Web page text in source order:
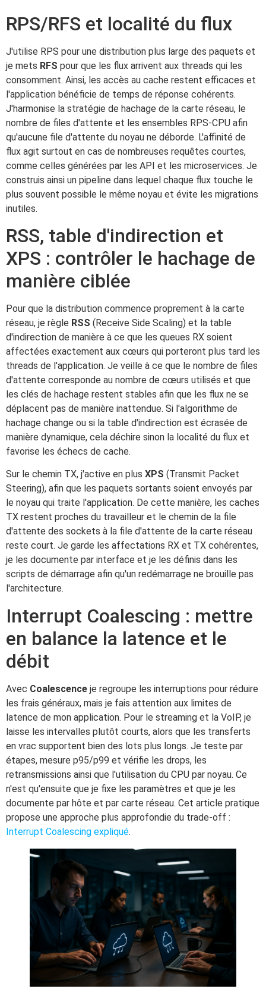
RPS/RFS et localité du flux
J'utilise RPS pour une distribution plus large des paquets et
je mets RFS pour que les flux arrivent aux threads qui les
consomment. Ainsi, les accès au cache restent efficaces et
l'application bénéficie de temps de réponse cohérents.
J'harmonise la stratégie de hachage de la carte réseau, le
nombre de files d'attente et les ensembles RPS-CPU afin
qu'aucune file d'attente du noyau ne déborde. L'affinité de
flux agit surtout en cas de nombreuses requêtes courtes,
comme celles générées par les API et les microservices. Je
construis ainsi un pipeline dans lequel chaque flux touche le
plus souvent possible le même noyau et évite les migrations
inutiles.
RSS, table d'indirection et
XPS : contrôler le hachage de
manière ciblée
Pour que la distribution commence proprement à la carte
réseau, je règle RSS (Receive Side Scaling) et la table
d'indirection de manière à ce que les queues RX soient
affectées exactement aux cœurs qui porteront plus tard les
threads de l'application. Je veille à ce que le nombre de files
d'attente corresponde au nombre de cœurs utilisés et que
les clés de hachage restent stables afin que les flux ne se
déplacent pas de manière inattendue. Si l'algorithme de
hachage change ou si la table d'indirection est écrasée de
manière dynamique, cela déchire sinon la localité du flux et
favorise les échecs de cache.
Sur le chemin TX, j'active en plus XPS (Transmit Packet
Steering), afin que les paquets sortants soient envoyés par
le noyau qui traite l'application. De cette manière, les caches
TX restent proches du travailleur et le chemin de la file
d'attente des sockets à la file d'attente de la carte réseau
reste court. Je garde les affectations RX et TX cohérentes,
je les documente par interface et je les définis dans les
scripts de démarrage afin qu'un redémarrage ne brouille pas
l'architecture.
Interrupt Coalescing : mettre
en balance la latence et le
débit
Avec Coalescence je regroupe les interruptions pour réduire
les frais généraux, mais je fais attention aux limites de
latence de mon application. Pour le streaming et la VoIP, je
laisse les intervalles plutôt courts, alors que les transferts
en vrac supportent bien des lots plus longs. Je teste par
étapes, mesure p95/p99 et vérifie les drops, les
retransmissions ainsi que l'utilisation du CPU par noyau. Ce
n'est qu'ensuite que je fixe les paramètres et que je les
documente par hôte et par carte réseau. Cet article pratique
propose une approche plus approfondie du trade-off :
Interrupt Coalescing expliqué.